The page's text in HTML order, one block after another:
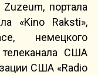
портала
«Kino Raksti»,
немецкого
телеканала США
США «Radio